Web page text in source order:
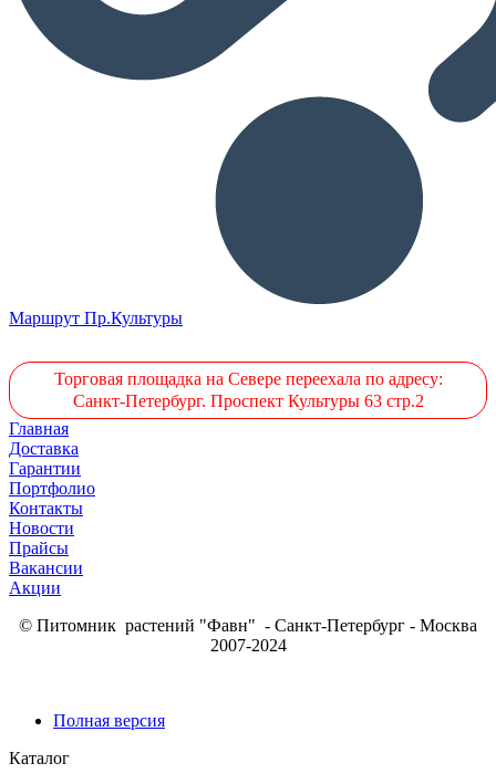
Маршрут Пр.Культуры
Торговая площадка на Севере переехала по адресу:
Санкт-Петербург. Проспект Культуры 63 стр.2
Главная
Доставка
Гарантии
Портфолио
Контакты
Новости
Прайсы
Вакансии
Акции
© Питомник растений "Фавн" - Санкт-Петербург - Москва
2007-2024
Полная версия
Каталог